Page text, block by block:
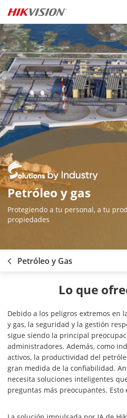
Skip to content
Petróleo y gas
Protegiendo a tu personal, a tu
propiedades
Petróleo y Gas
Lo que
Debido a los peligros extremos en
y gas, la seguridad y la gestión
sigue siendo la principal
administradores. Además, como
activos, la productividad del
gran medida de la confiabilidad.
necesita soluciones inteligentes
preguntas más preocupantes. Esto